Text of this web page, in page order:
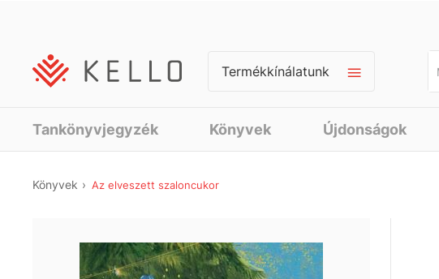
Termékkínálatunk
Tankönyvjegyzék Könyvek Újdonságok
Könyvek Az elveszett szaloncukor